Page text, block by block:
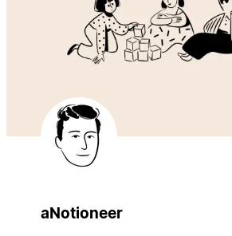
aNotioneer